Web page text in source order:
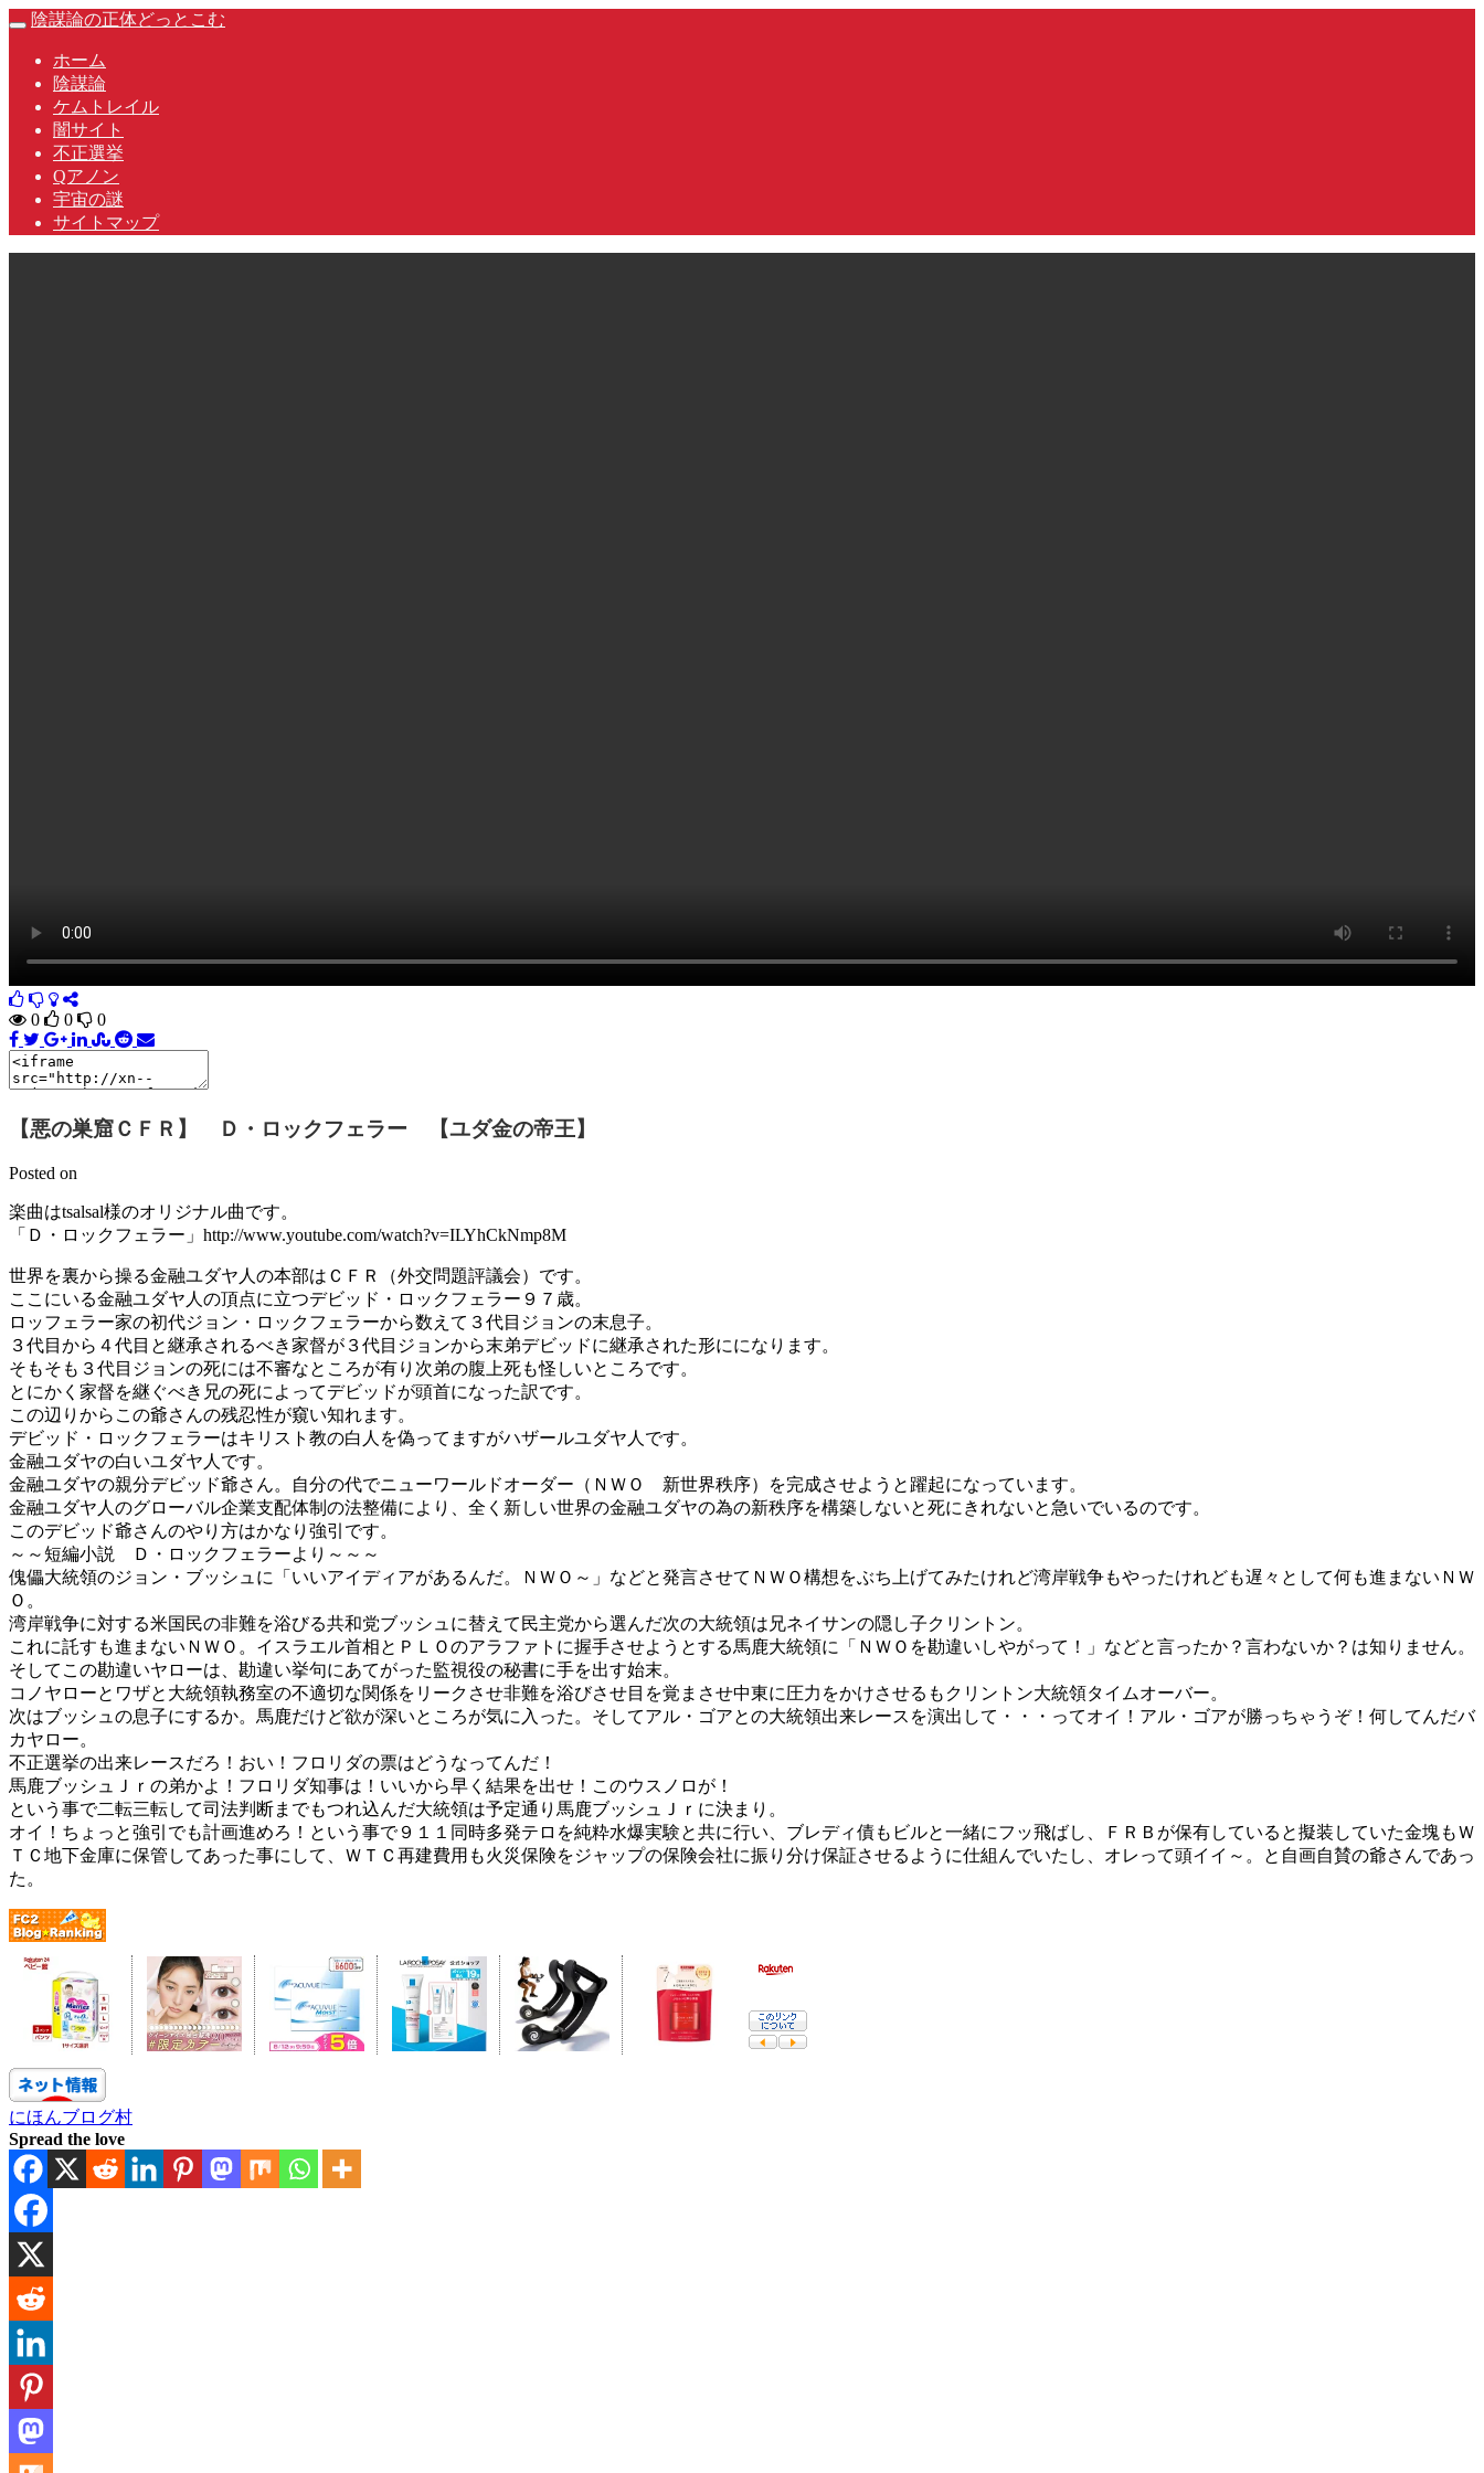
Skip
content
Toggle
陰謀論の正体どっとこむ
ホーム
陰謀論
ケムトレイル
闇サイト
不正選挙
Qアノン
宇宙の謎
サイトマップ
0 0 0
【悪の巣窟ＣＦＲ】 Ｄ・ロックフェラー 【ユダ金の帝王】
Posted on
楽曲はtsalsal様のオリジナル曲です。
「Ｄ・ロックフェラー」http://www.youtube.com/watch?v=ILYhCkNmp8M
世界を裏から操る金融ユダヤ人の本部はＣＦＲ（外交問題評議会）です。
ここにいる金融ユダヤ人の頂点に立つデビッド・ロックフェラー９７歳。
ロッフェラー家の初代ジョン・ロックフェラーから数えて３代目ジョンの末息子。
３代目から４代目と継承されるべき家督が３代目ジョンから末弟デビッドに継承された形にになります。
そもそも３代目ジョンの死には不審なところが有り次弟の腹上死も怪しいところです。
とにかく家督を継ぐべき兄の死によってデビッドが頭首になった訳です。
この辺りからこの爺さんの残忍性が窺い知れます。
デビッド・ロックフェラーはキリスト教の白人を偽ってますがハザールユダヤ人です。
金融ユダヤの白いユダヤ人です。
金融ユダヤの親分デビッド爺さん。自分の代でニューワールドオーダー（ＮＷＯ 新世界秩序）を完成させようと躍起になっています。
金融ユダヤ人のグローバル企業支配体制の法整備により、全く新しい世界の金融ユダヤの為の新秩序を構築しないと死にきれないと急いでいるのです。
このデビッド爺さんのやり方はかなり強引です。
～～短編小説 Ｄ・ロックフェラーより～～～
傀儡大統領のジョン・ブッシュに「いいアイディアがあるんだ。ＮＷＯ～」などと発言させてＮＷＯ構想をぶち上げてみたけれど湾岸戦争もやったけれども遅々として何も進まないＮＷ
Ｏ。
湾岸戦争に対する米国民の非難を浴びる共和党ブッシュに替えて民主党から選んだ次の大統領は兄ネイサンの隠し子クリントン。
これに託すも進まないＮＷＯ。イスラエル首相とＰＬＯのアラファトに握手させようとする馬鹿大統領に「ＮＷＯを勘違いしやがって！」などと言ったか？言わないか？は知りません。
そしてこの勘違いヤローは、勘違い挙句にあてがった監視役の秘書に手を出す始末。
コノヤローとワザと大統領執務室の不適切な関係をリークさせ非難を浴びさせ目を覚まさせ中東に圧力をかけさせるもクリントン大統領タイムオーバー。
次はブッシュの息子にするか。馬鹿だけど欲が深いところが気に入った。そしてアル・ゴアとの大統領出来レースを演出して・・・ってオイ！アル・ゴアが勝っちゃうぞ！何してんだバ
カヤロー。
不正選挙の出来レースだろ！おい！フロリダの票はどうなってんだ！
馬鹿ブッシュＪｒの弟かよ！フロリダ知事は！いいから早く結果を出せ！このウスノロが！
という事で二転三転して司法判断までもつれ込んだ大統領は予定通り馬鹿ブッシュＪｒに決まり。
オイ！ちょっと強引でも計画進めろ！という事で９１１同時多発テロを純粋水爆実験と共に行い、ブレディ債もビルと一緒にフッ飛ばし、ＦＲＢが保有していると擬装していた金塊もＷ
ＴＣ地下金庫に保管してあった事にして、ＷＴＣ再建費用も火災保険をジャップの保険会社に振り分け保証させるように仕組んでいたし、オレって頭イイ～。と自画自賛の爺さんであっ
た。
にほんブログ村
Spread the love